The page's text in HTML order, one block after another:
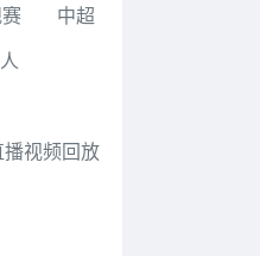
中超
视频回放